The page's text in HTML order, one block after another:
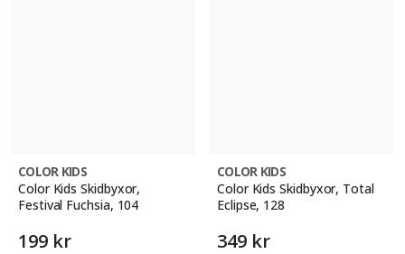
COLOR KIDS
Color Kids Skidbyxor,
Festival Fuchsia, 104
199 kr
COLOR KIDS
Color Kids Skidbyxor, Total
Eclipse, 128
349 kr